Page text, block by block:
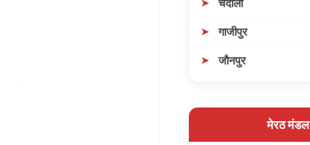
चंदौली
गाजीपुर
जौनपुर
मेरठ मंडल